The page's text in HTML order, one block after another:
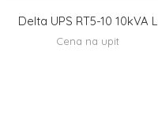
Delta UPS RT5-10 10kVA L
Cena na upit